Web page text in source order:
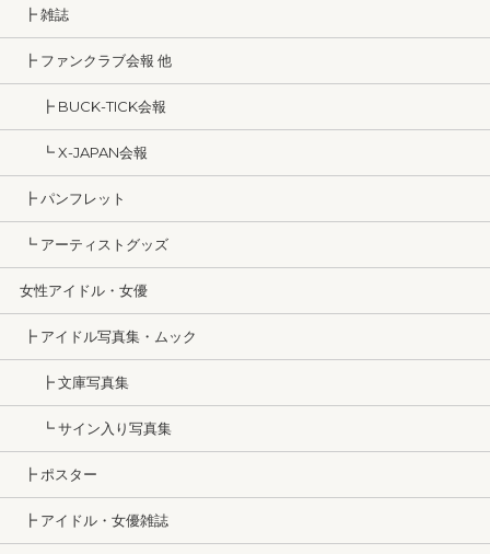
┣ 雑誌
┣ ファンクラブ会報 他
┣ BUCK-TICK会報
┗ X-JAPAN会報
┣ パンフレット
┗ アーティストグッズ
女性アイドル・女優
┣ アイドル写真集・ムック
┣ 文庫写真集
┗ サイン入り写真集
┣ ポスター
┣ アイドル・女優雑誌